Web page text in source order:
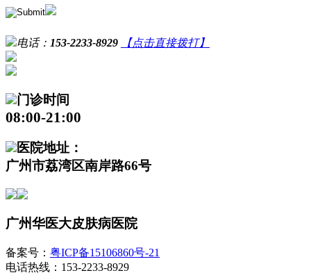
电话： 153-2233-8929 【点击直接拨打】
门诊时间
08:00-21:00
医院地址：
广州市荔湾区南岸路66号
广州华医大皮肤病医院
备案号： 粤ICP备15106860号-21
电话热线：153-2233-8929